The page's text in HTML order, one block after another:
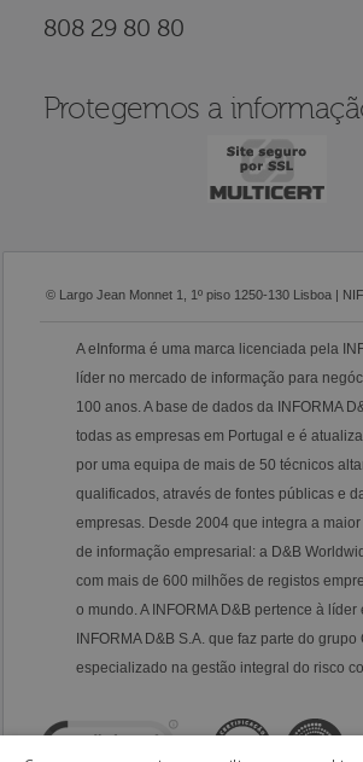
808 29 80 80
Protegemos a
© Largo Jean Monnet 1, 1º piso 1250-130 Lisboa |
A eInforma é uma marca licenciada pela
líder no mercado de informação para
100 anos. A base de dados da INFORMA
todas as empresas em Portugal e é
por uma equipa de mais de 50 técnicos
qualificados, através de fontes públicas e
empresas. Desde 2004 que integra a maior
de informação empresarial: a D&B
com mais de 600 milhões de registos
o mundo. A INFORMA D&B pertence à
INFORMA D&B S.A. que faz parte do grupo
especializado na gestão integral do risco